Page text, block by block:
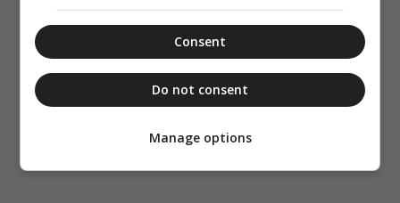
Consent
Do not consent
Manage options